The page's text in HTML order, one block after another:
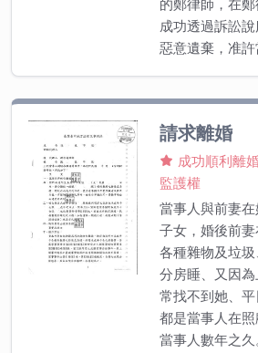
的鄭律師，在鄭
成功透過訴訟
惡意遺棄，准許
請求離婚
成功順利離
監護權
當事人與前妻
子女，婚後前
各種雜物及垃
分房睡、又因
常找不到她、
都是當事人在
當事人數年之